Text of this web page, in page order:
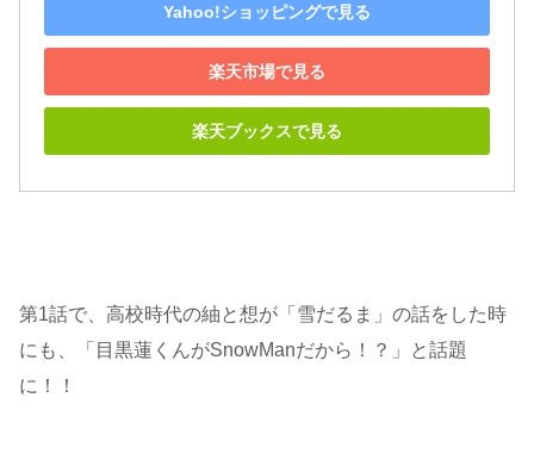
Yahoo!ショッピングで見る
楽天市場で見る
楽天ブックスで見る
第1話で、高校時代の紬と想が「雪だるま」の話をした時
にも、「目黒蓮くんがSnowManだから！？」と話題
に！！